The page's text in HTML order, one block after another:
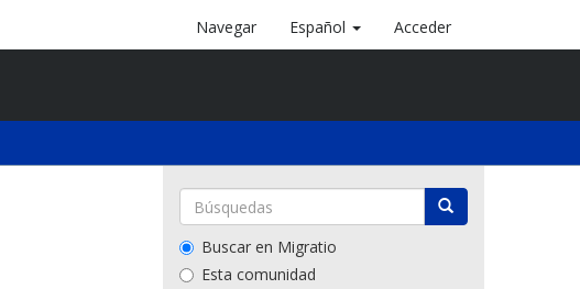
Navegar Español Acceder
Buscar en Migratio
Esta comunidad